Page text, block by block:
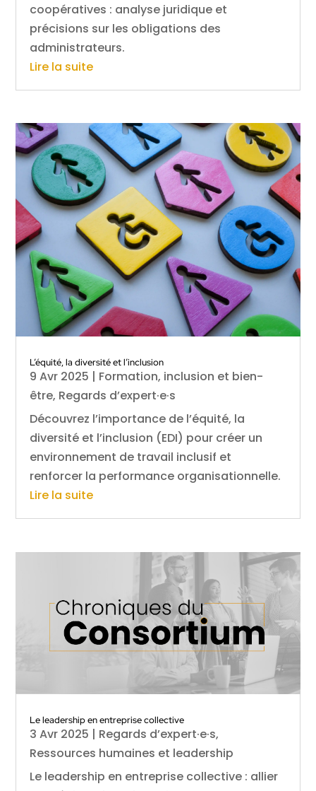
coopératives : analyse juridique et
précisions sur les obligations des
administrateurs.
Lire la suite
L’équité, la diversité et l’inclusion
9 Avr 2025 | Formation, inclusion et bien-
être, Regards d’expert·e·s
Découvrez l’importance de l’équité, la
diversité et l’inclusion (EDI) pour créer un
environnement de travail inclusif et
renforcer la performance organisationnelle.
Lire la suite
Le leadership en entreprise collective
3 Avr 2025 | Regards d’expert·e·s,
Ressources humaines et leadership
Le leadership en entreprise collective : allier